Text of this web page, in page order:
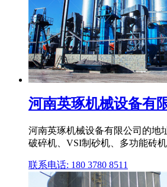
河南英琢机械设备有
河南英琢机械设备有限公司的地
破碎机、VSI制砂机、多功能砖
联系电话: 180 3780 8511